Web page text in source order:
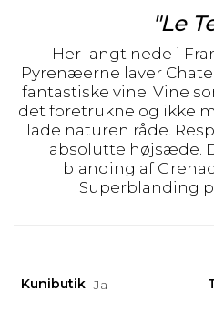
"Le
Her langt nede i
Pyrenæerne laver
fantastiske vine. Vine
det foretrukne og ikke
lade naturen råde.
absolutte højsæde.
blanding af
Superblanding
Kunibutik Ja